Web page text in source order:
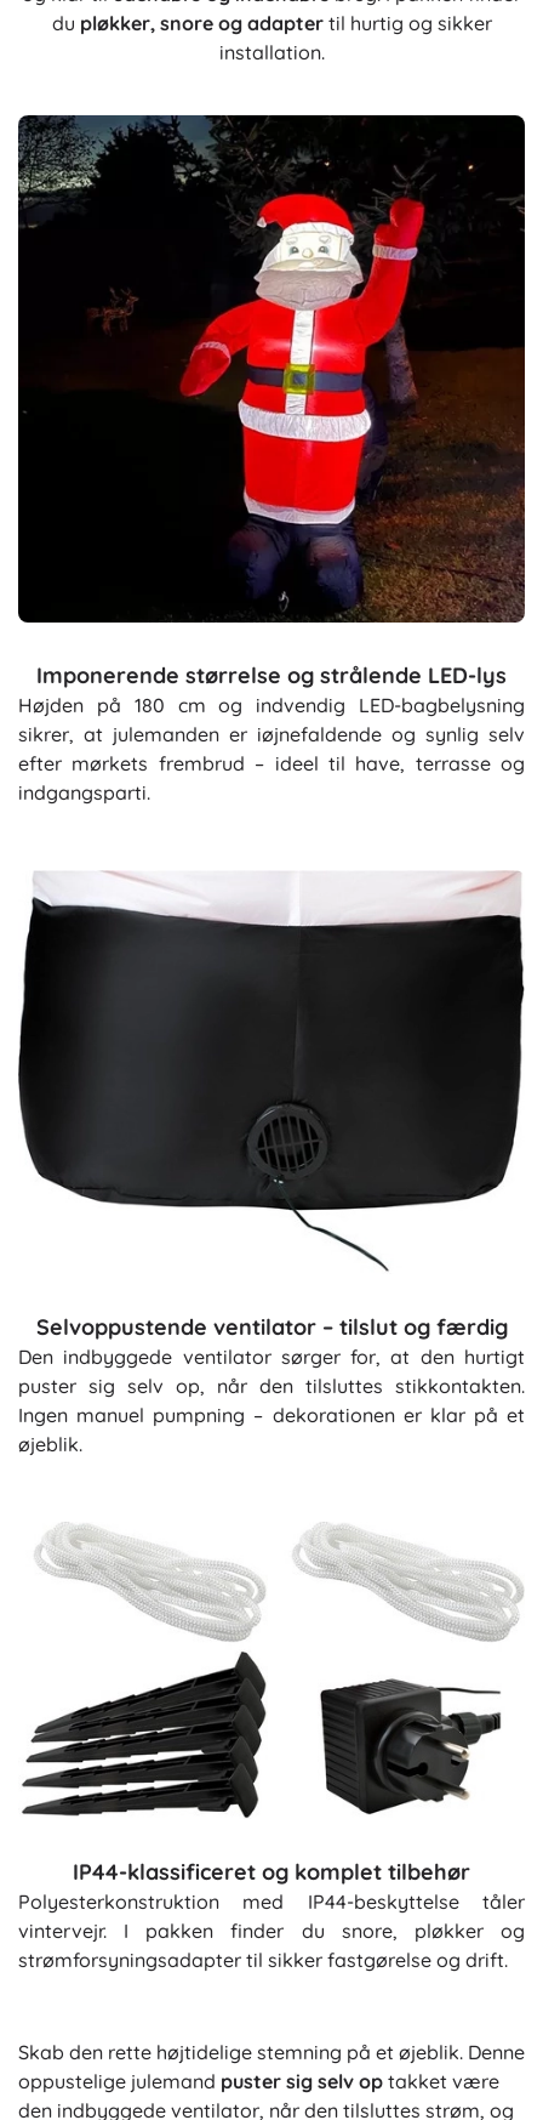
du pløkker, snore og adaptertil hurtig og sikker
installation.
Imponerende størrelse og strålende LED-lys
Højden på 180 cm og indvendig LED-bagbelysning
sikrer, at julemanden er iøjnefaldende og synlig selv
efter mørkets frembrud – ideel til have, terrasse og
indgangsparti.
Selvoppustende ventilator – tilslut og færdig
Den indbyggede ventilator sørger for, at den hurtigt
puster sig selv op, når den tilsluttes stikkontakten.
Ingen manuel pumpning – dekorationen er klar på et
øjeblik.
IP44-klassificeret og komplet tilbehør
Polyesterkonstruktion med IP44-beskyttelse tåler
vintervejr. I pakken finder du snore, pløkker og
strømforsyningsadapter til sikker fastgørelse og drift.
Skab den rette højtidelige stemning på et øjeblik. Denne
oppustelige julemand puster sig selv op takket være
den indbyggede ventilator, når den tilsluttes strøm, og